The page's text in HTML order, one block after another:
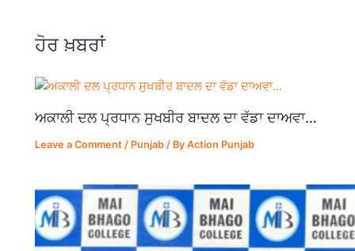
o
o
k
p
p
ਹੋਰ ਖ਼ਬਰਾਂ
ਅਕਾਲੀ ਦਲ ਪ੍ਰਧਾਨ ਸੁਖਬੀਰ ਬਾਦਲ ਦਾ ਵੱਡਾ ਦਾਅਵਾ…
Leave a Comment / Punjab / ByAction Punjab